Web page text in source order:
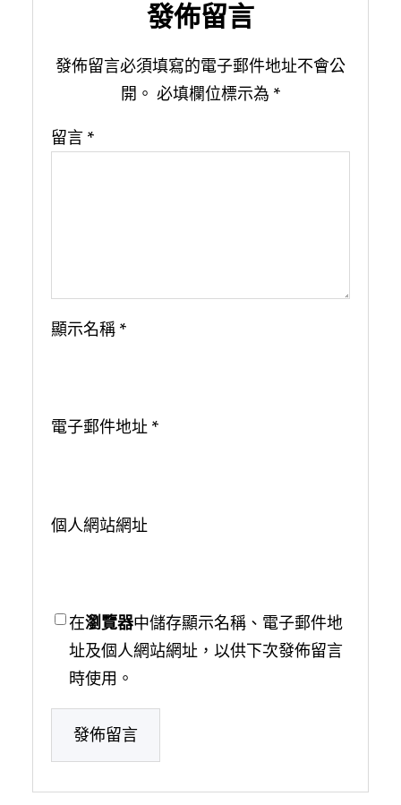
發佈留言
發佈留言必須填寫的電子郵件地址不會公
開。 必填欄位標示為 *
留言 *
顯示名稱 *
電子郵件地址 *
個人網站網址
在瀏覽器中儲存顯示名稱、電子郵件地
址及個人網站網址，以供下次發佈留言
時使用。